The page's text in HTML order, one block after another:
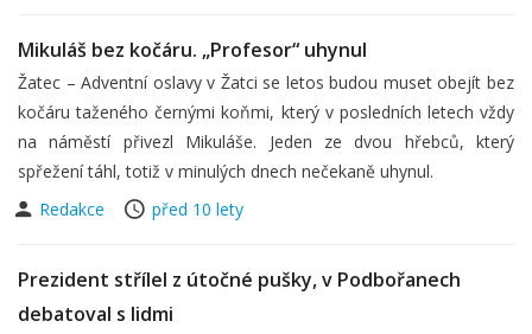
Mikuláš bez kočáru. „Profesor“ uhynul
Žatec – Adventní oslavy v Žatci se letos budou muset obejít bez
kočáru taženého černými koňmi, který v posledních letech vždy
na náměstí přivezl Mikuláše. Jeden ze dvou hřebců, který
spřežení táhl, totiž v minulých dnech nečekaně uhynul.
Redakce
před 10 lety
Prezident střílel z útočné pušky, v Podbořanech
debatoval s lidmi